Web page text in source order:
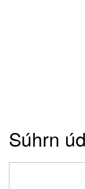
Súhrn